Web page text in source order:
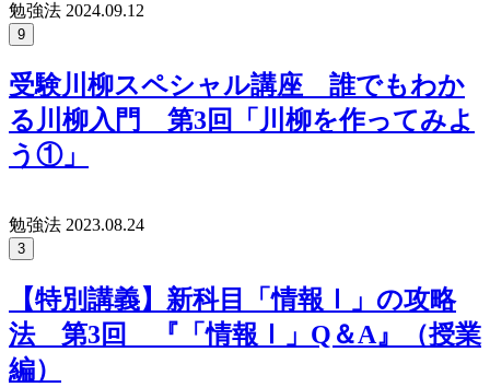
勉強法 2024.09.12
9
受験川柳スペシャル講座 誰でもわか
る川柳入門 第3回「川柳を作ってみよ
う①」
勉強法 2023.08.24
3
【特別講義】新科目「情報Ⅰ」の攻略
法 第3回 『「情報Ⅰ」Q＆A』（授業
編）